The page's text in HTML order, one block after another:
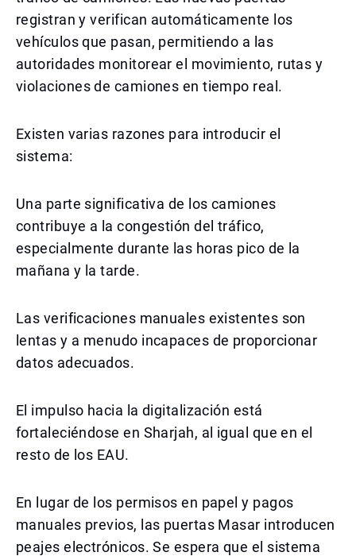
registran y verifican automáticamente los
vehículos que pasan, permitiendo a las
autoridades monitorear el movimiento, rutas y
violaciones de camiones en tiempo real.
Existen varias razones para introducir el
sistema:
Una parte significativa de los camiones
contribuye a la congestión del tráfico,
especialmente durante las horas pico de la
mañana y la tarde.
Las verificaciones manuales existentes son
lentas y a menudo incapaces de proporcionar
datos adecuados.
El impulso hacia la digitalización está
fortaleciéndose en Sharjah, al igual que en el
resto de los EAU.
En lugar de los permisos en papel y pagos
manuales previos, las puertas Masar introducen
peajes electrónicos. Se espera que el sistema